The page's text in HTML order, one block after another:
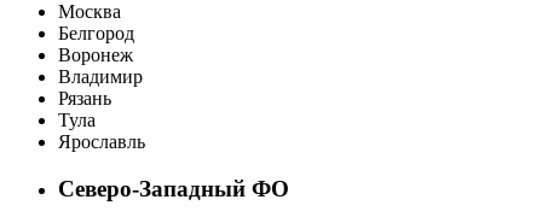
Москва
Белгород
Воронеж
Владимир
Рязань
Тула
Ярославль
Северо-Западный ФО